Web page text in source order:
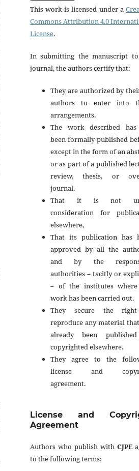
This work is licensed under a
Commons Attribution 4.0
License.
In submitting the manuscript
journal, the authors certify that:
They are authorized by
authors to enter into
arrangements.
The work described
been formally published
except in the form of an
or as part of a published
review, thesis, or
journal.
That it is not
consideration for
elsewhere,
That its publication has
approved by all the
and by the
authorities – tacitly or
– of the institutes
work has been carried out.
They secure the
reproduce any material
already been
copyrighted elsewhere.
They agree to the
license and
agreement.
License and
Agreement
Authors who publish with CJPE
to the following terms: